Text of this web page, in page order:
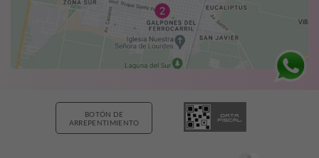
BOTÓN DE
ARREPENTIMIENTO